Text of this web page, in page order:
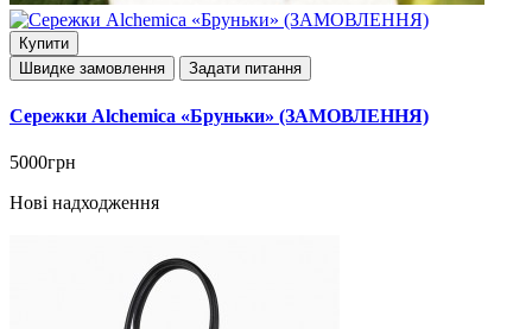
Купити
Швидке замовлення
Задати питання
Сережки Alchemica «Бруньки» (ЗАМОВЛЕННЯ)
5000грн
Нові надходження